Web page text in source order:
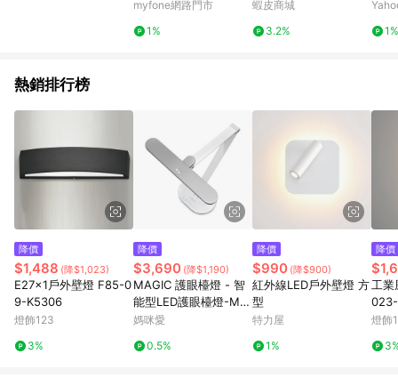
燈 坐姿偵測版貝殼白
myfone網路門市
1%
蝦皮商城
3.2%
漏勺
1%
熱銷排行榜
降價
$1,488 (降$1,023)
E27x1戶外壁燈 F85-0
9-K5306
燈飾123
3%
降價
$3,690 (降$1,190)
MAGIC 護眼檯燈 - 智
能型LED護眼檯燈-MA
358
媽咪愛
0.5%
降價
$990 (降$900)
紅外線LED戶外壁燈 方
型
特力屋
1%
降價
工業
燈飾